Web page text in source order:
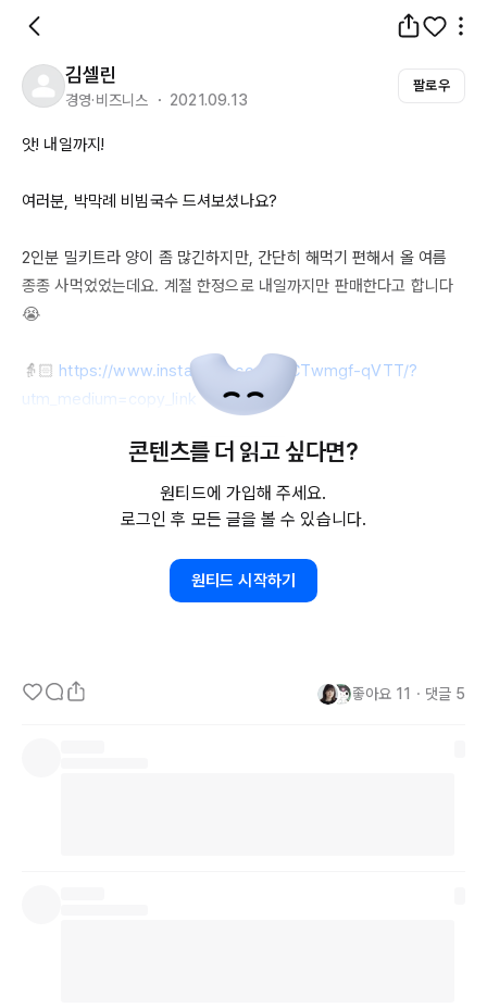
김셀린
경영·비즈니스 ・ 2021.09.13
팔로우
앗! 내일까지!
여러분, 박막례 비빔국수 드셔보셨나요?
2인분 밀키트라 양이 좀 많긴하지만, 간단히 해먹기 편해서 올 여름
종종 사먹었었는데요. 계절 한정으로 내일까지만 판매한다고 합니다
😭
👵🏻 https://www.instagram.com/p/CTwmgf-qVTT/?
utm_medium=copy_link
https://victoriamakrye.com/
야채도 함께 들어있는 점이 참 좋았는데ㅜㅜ
넣고 설탕은 다 넣었지요😋)
콘텐츠를 더 읽고 싶다면?
원티드에 가입해 주세요.
로그인 후 모든 글을 볼 수 있습니다.
원티드 시작하기
좋아요 11 ・ 댓글 5